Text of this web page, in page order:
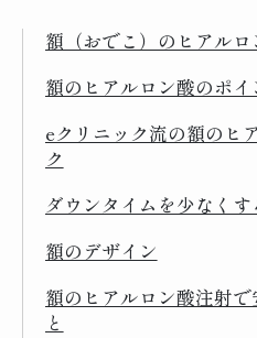
額（おでこ）のヒアルロ
額のヒアルロン酸のポイ
eクリニック流の額のヒ
ク
ダウンタイムを少なく
額のデザイン
額のヒアルロン酸注射
と